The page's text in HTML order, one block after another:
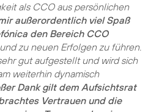
als CCO aus persönlichen
außerordentlich viel Spaß
den Bereich CCO
zu neuen Erfolgen zu führen.
gut aufgestellt und wird sich
weiterhin dynamisch
Dank gilt dem Aufsichtsrat
Vertrauen und die